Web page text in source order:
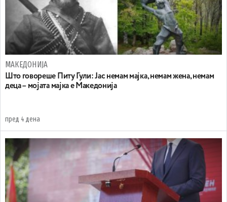
МАКЕДОНИЈА
Што говореше Питу Гули: Јас немам мајка, немам жена, немам
деца – мојата мајка е Македонија
пред 4 дена